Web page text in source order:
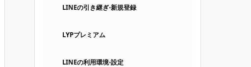
LINEの引き継ぎ⋅新規登録
LYPプレミアム
LINEの利用環境⋅設定